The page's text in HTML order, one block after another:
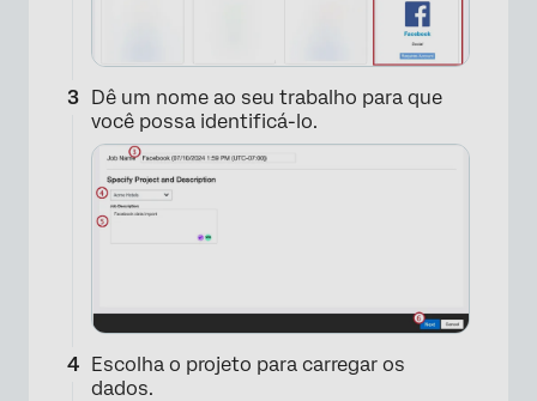
Dê um nome ao seu trabalho para que
você possa identificá-lo.
Escolha o projeto para carregar os
dados.